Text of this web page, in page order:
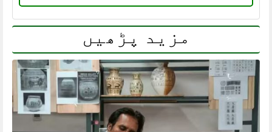
مزید پڑھیں